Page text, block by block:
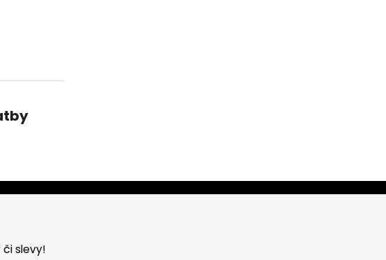
či slevy!